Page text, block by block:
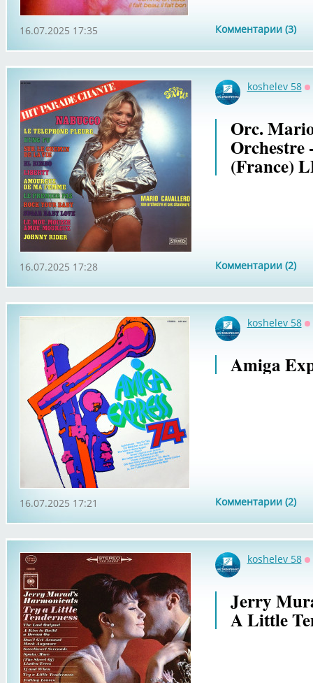
Комментарии (3)
16.07.2025 17:35
koshelev 58
Orc.
Orchestre
(France)
Комментарии (2)
16.07.2025 17:28
koshelev 58
Amiga
Комментарии (2)
16.07.2025 17:21
koshelev 58
Jerry
A Little